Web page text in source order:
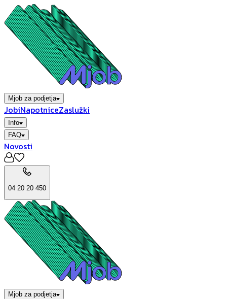
Mjob za podjetja
JobiNapotniceZaslužki
Info
FAQ
Novosti
04 20 20 450
Mjob za podjetja